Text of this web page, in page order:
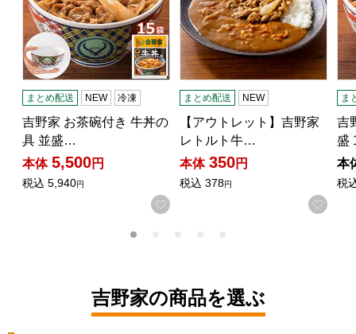
まとめ配送 NEW 冷凍
吉野家 お茶碗付き 牛丼の
具 並盛…
本体 5,500円
税込 5,940円
お気に入りに登録する
まとめ配送 NEW
【アウトレット】吉野家
レトルト牛…
本体 350円
税込 378円
お気
ま
吉
盛
本
税
吉野家の商品を選ぶ